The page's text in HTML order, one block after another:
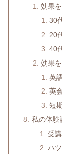
効果
30
20
40
効果
英
英
短
私の体験
受
ハ